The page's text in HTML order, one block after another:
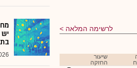
לרשימה המלאה
שיעור
החזקה